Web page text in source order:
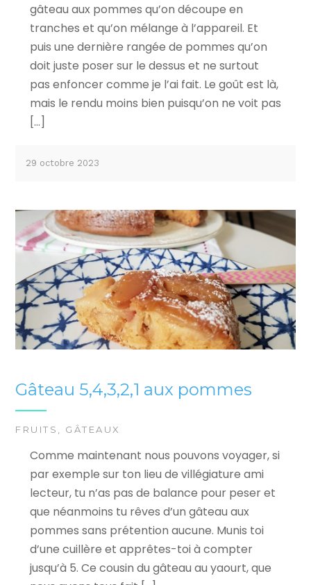
gâteau aux pommes qu’on découpe en
tranches et qu’on mélange à l’appareil. Et
puis une dernière rangée de pommes qu’on
doit juste poser sur le dessus et ne surtout
pas enfoncer comme je l’ai fait. Le goût est là,
mais le rendu moins bien puisqu’on ne voit pas
[…]
29 octobre 2023
Gâteau 5,4,3,2,1 aux pommes
FRUITS GÂTEAUX
Comme maintenant nous pouvons voyager, si
par exemple sur ton lieu de villégiature ami
lecteur, tu n’as pas de balance pour peser et
que néanmoins tu rêves d’un gâteau aux
pommes sans prétention aucune. Munis toi
d’une cuillère et apprêtes-toi à compter
jusqu’à 5. Ce cousin du gâteau au yaourt, que